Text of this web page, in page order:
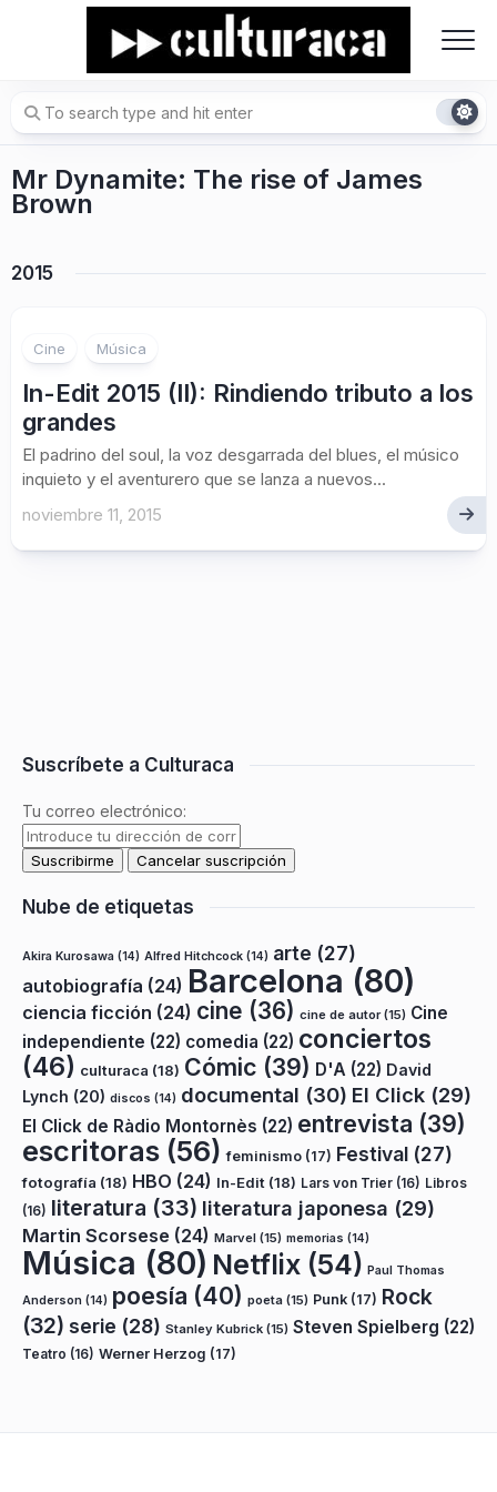
Mr Dynamite: The rise of James
Brown
2015
Cine Música
In-Edit 2015 (II): Rindiendo tributo a los
grandes
El padrino del soul, la voz desgarrada del blues, el músico
inquieto y el aventurero que se lanza a nuevos...
noviembre 11, 2015
Suscríbete a Culturaca
Tu correo electrónico:
Nube de etiquetas
Akira Kurosawa (14) Alfred Hitchcock (14) arte (27)
autobiografía (24) Barcelona (80)
ciencia ficción (24) cine (36) cine de autor(15) Cine
independiente (22) comedia (22) conciertos
(46) culturaca (18) Cómic (39) D'A (22) David
Lynch (20) discos (14) documental (30) El Click (29)
El Click de Ràdio Montornès (22) entrevista (39)
escritoras (56) feminismo (17) Festival (27)
fotografía (18) HBO (24) In-Edit (18) Lars von Trier (16) Libros
(16) literatura (33) literatura japonesa (29)
Martin Scorsese (24) Marvel (15) memorias (14)
Música (80) Netflix (54) Paul Thomas
Anderson (14) poesía (40) poeta (15) Punk (17) Rock
(32) serie (28) Stanley Kubrick (15) Steven Spielberg (22)
Teatro (16) Werner Herzog (17)